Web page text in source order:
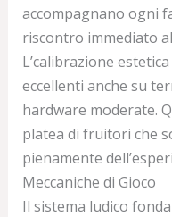
accompagnano ogni
riscontro immediato
L’calibrazione
eccellenti anche su
hardware moderate.
platea di fruitori che
pienamente
Meccaniche di Gioco
Il sistema ludico